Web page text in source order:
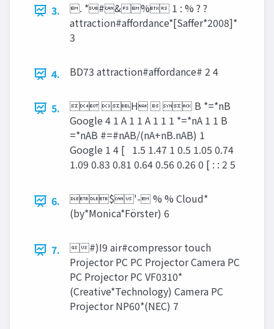
3.
. *#&% 1 : % ? ?
attraction#aﬀordance*[Saﬀer*2008]*
3
4. BD73 attraction#aﬀordance# 2 4
5.
 H   B *=*nB
Google 4 1 A 1 1 A 1 1 1 *=*nA 1 1 B
=*nAB #=#nAB/(nA+nB.nAB) 1
Google 1 4 [ 1.5 1.47 1 0.5 1.05 0.74
1.09 0.83 0.81 0.64 0.56 0.26 0 [ : : 2 5
6.
$'- % % Cloud*
(by*Monica*Förster) 6
7.
#)I9 air#compressor touch
Projector PC PC Projector Camera PC
PC Projector PC VF0310*
(Creative*Technology) Camera PC
Projector NP60*(NEC) 7